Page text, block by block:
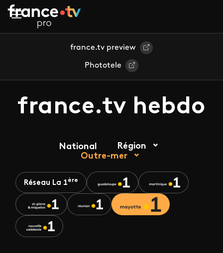
Aller au contenu principal
france.tv preview
Phototele
france.tv hebdo
National
Région
Outre-mer
Réseau La 1ère